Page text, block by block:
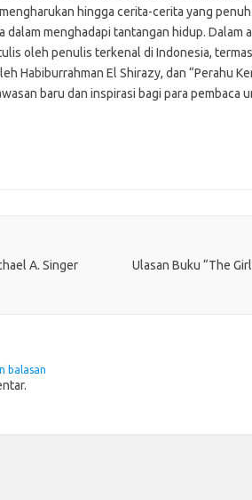
hingga cerita-cerita yang
dalam menghadapi tantangan hidup. Dalam
oleh penulis terkenal di Indonesia,
Habiburrahman El Shirazy, dan “Perahu
baru dan inspirasi bagi para pembaca
A. Singer
Ulasan Buku “The
balasan